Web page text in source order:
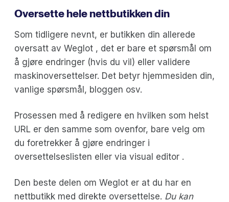
Oversette hele nettbutikken din
Som tidligere nevnt, er butikken din allerede
oversatt av Weglot , det er bare et spørsmål om
å gjøre endringer (hvis du vil) eller validere
maskinoversettelser. Det betyr hjemmesiden din,
vanlige spørsmål, bloggen osv.
Prosessen med å redigere en hvilken som helst
URL er den samme som ovenfor, bare velg om
du foretrekker å gjøre endringer i
oversettelseslisten eller via visual editor .
Den beste delen om Weglot er at du har en
nettbutikk med direkte oversettelse. Du kan